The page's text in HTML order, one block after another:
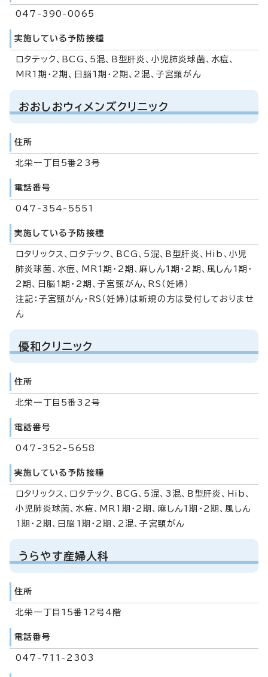
047-390-0065
実施している予防接種
ロタテック、BCG、5混、B型肝炎、小児肺炎球菌、水痘、
MR1期・2期、日脳1期・2期、2混、子宮頸がん
おおしおウィメンズクリニック
住所
北栄一丁目5番23号
電話番号
047-354-5551
実施している予防接種
ロタリックス、ロタテック、BCG、5混、B型肝炎、Hib、小児
肺炎球菌、水痘、MR1期・2期、麻しん1期・2期、風しん1期・
2期、日脳1期・2期、子宮頸がん、RS（妊婦）
注記：子宮頸がん・RS（妊婦）は新規の方は受付しておりませ
ん
優和クリニック
住所
北栄一丁目5番32号
電話番号
047-352-5658
実施している予防接種
ロタリックス、ロタテック、BCG、5混、3混、B型肝炎、Hib、
小児肺炎球菌、水痘、MR1期・2期、麻しん1期・2期、風しん
1期・2期、日脳1期・2期、2混、子宮頸がん
うらやす産婦人科
住所
北栄一丁目15番12号4階
電話番号
047-711-2303